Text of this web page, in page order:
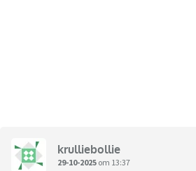
krulliebollie
29-10-2025 om 13:37